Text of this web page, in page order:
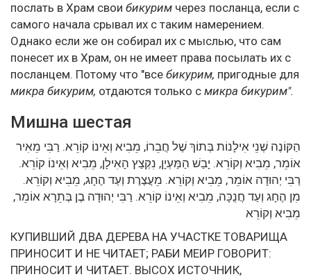
послать в Храм свои бикурим через посланца, если с
самого начала срывал их с таким намерением.
Однако если же он собирал их с мыслью, что сам
понесет их в Храм, он не имеет права посылать их с
посланцем. Потому что "все бикурим, пригодные для
микра бикурим, отдаются только с микра бикурим".
Мишна шестая
הַקּוֹנֶה שְׁנֵי אִילָנוֹת בְּתוֹךְ שֶׁל חֲבֵרוֹ, מֵבִיא וְאֵינוֹ קוֹרֵא. רַבִּי מֵאִיר
אוֹמֵר, מֵבִיא וְקוֹרֵא. יָבַשׁ הַמַּעְיָן, נִקְצַץ הָאִילָן, מֵבִיא וְאֵינוֹ קוֹרֵא.
רַבִּי יְהוּדָה אוֹמֵר, מֵבִיא וְקוֹרֵא. מֵעֲצֶרֶת וְעַד הֶחָג, מֵבִיא וְקוֹרֵא.
מִן הֶחָג וְעַד חֲנֻכָּה, מֵבִיא וְאֵינוֹ קוֹרֵא. רַבִּי יְהוּדָה בֶן בְּתֵרָא אוֹמֵר,
מֵבִיא וְקוֹרֵא
КУПИВШИЙ ДВА ДЕРЕВА НА УЧАСТКЕ ТОВАРИЩА
ПРИНОСИТ И НЕ ЧИТАЕТ; РАБИ МЕИР ГОВОРИТ:
ПРИНОСИТ И ЧИТАЕТ. ВЫСОХ ИСТОЧНИК,